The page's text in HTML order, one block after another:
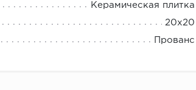
Керамическая плитка
20х20
Прованс